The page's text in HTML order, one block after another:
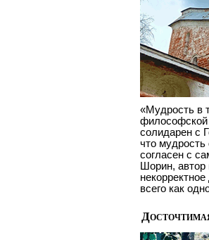
«Мудрость в
философской
солидарен с
что мудрость
согласен с
Шорин, автор
всего как